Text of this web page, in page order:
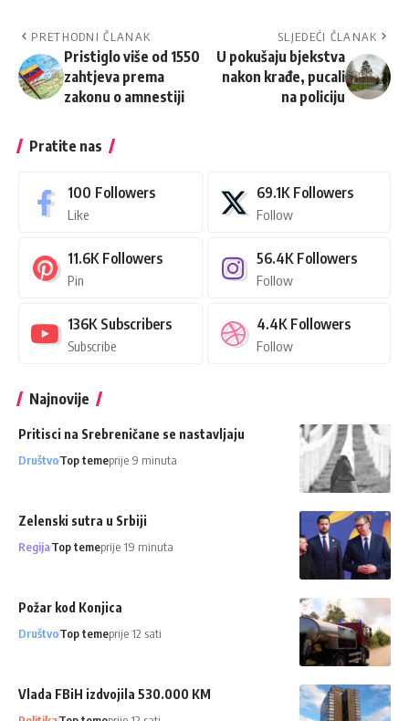
PRETHODNI ČLANAK
Pristiglo više od 1550
zahtjeva prema
zakonu o amnestiji
SLJEDEĆI ČLANAK
U pokušaju bjekstva
nakon krađe, pucali
na policiju
Pratite nas
100 Followers
Like
69.1K Followers
Follow
11.6K Followers
Pin
56.4K Followers
Follow
136K Subscribers
Subscribe
4.4K Followers
Follow
Najnovije
Pritisci na Srebreničane se nastavljaju
DruštvoTop temeprije 9 minuta
Zelenski sutra u Srbiji
RegijaTop temeprije 19 minuta
Požar kod Konjica
DruštvoTop temeprije 12 sati
Vlada FBiH izdvojila 530.000 KM